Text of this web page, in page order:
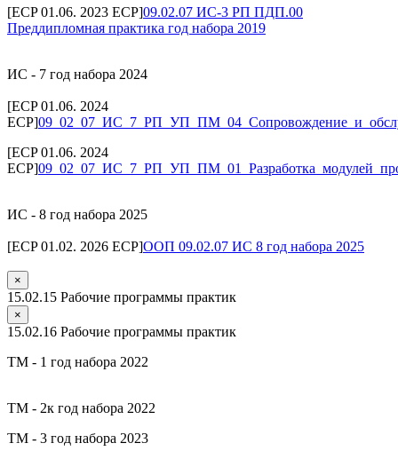
[ECP 01.06. 2023 ECP]09.02.07 ИС-3 РП ПДП.00
Преддипломная практика год набора 2019
ИС - 7 год набора 2024
[ECP 01.06. 2024
ECP]
[ECP 01.06. 2024
ECP]
ИС - 8 год набора 2025
[ECP 01.02. 2026 ECP]ООП 09.02.07 ИС 8 год набора 2025
×
15.02.15 Рабочие программы практик
×
15.02.16 Рабочие программы практик
ТМ - 1 год набора 2022
ТМ - 2к год набора 2022
ТМ - 3 год набора 2023